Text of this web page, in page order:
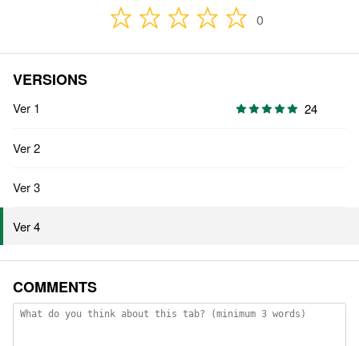
0
VERSIONS
Ver 1 24
Ver 2
Ver 3
Ver 4
COMMENTS